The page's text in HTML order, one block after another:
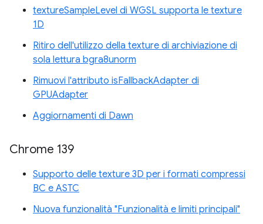
textureSampleLevel di WGSL supporta le texture
1D
Ritiro dell'utilizzo della texture di archiviazione di
sola lettura bgra8unorm
Rimuovi l'attributo isFallbackAdapter di
GPUAdapter
Aggiornamenti di Dawn
Chrome 139
Supporto delle texture 3D per i formati compressi
BC e ASTC
Nuova funzionalità "Funzionalità e limiti principali"